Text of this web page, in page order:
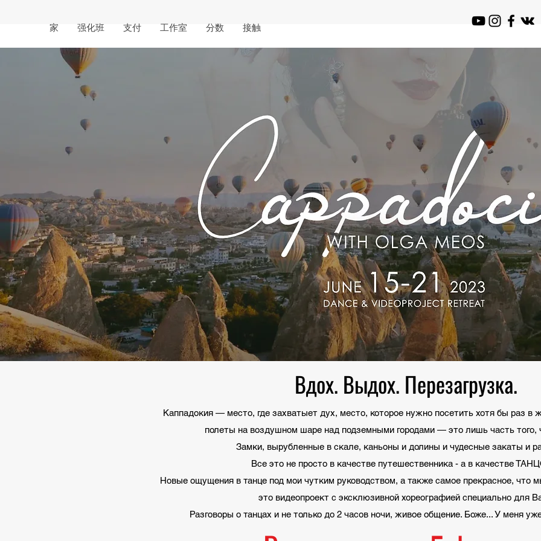
家 强化班 支付 工作室 分数 接触
Вдох. Выдох. Перезагрузка.
Каппадокия — место, где захватыет дух, место, которое нужно посетить хотя бы раз в
полеты на воздушном шаре над подземными городами — это лишь часть того,
Замки, вырубленные в скале, каньоны и долины и чудесные закаты и
Все это не просто в качестве путешественника - а в качестве
Новые ощущения в танце под мои чутким руководством, а также самое прекрасное, что
это видеопроект с эксклюзивной хореографией специально для
Разговоры о танцах и не только до 2 часов ночи, живое общение. Боже... У меня